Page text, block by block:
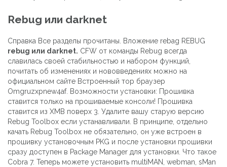
Rebug или darknet
Справка Все разделы прочитаны. Вложение rebag REBUG
rebug или darknet. CFW от команды Rebug всегда
славилась своей стабильностью и набором функций,
почитать об изменениях и нововведениях можно на
официальном сайте Встроенный тор браузер
Omgruzxpnew4af. Возможности установки: Прошивка
ставится только на прошиваемые консоли! Прошивка
ставится из XMB поверх 3. Удалите вашу старую версию
Rebug Toolbox если устанавливали. В принципе, отдельно
качать Rebug Toolbox не обязательно, он уже встроен в
прошивку установочным PKG и после установки прошивки
сразу доступен в Package Manager для установки. Что такое
Cobra 7. Теперь можете установить multiMAN, webman, sMan